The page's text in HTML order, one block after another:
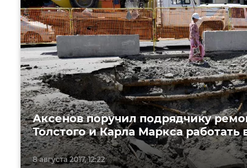
8 августа 2017, 12:22
Аксенов поручил подрядчику
Толстого и Карла Маркса работать